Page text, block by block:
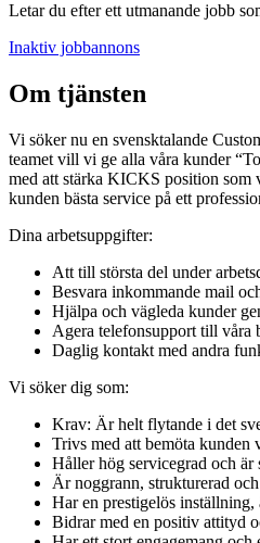
Letar du efter ett utmanande jobb
Inaktiv jobbannons
Om tjänsten
Vi söker nu en svensktalande
teamet vill vi ge alla våra kunder
med att stärka KICKS position som
kunden bästa service på ett
Dina arbetsuppgifter:
Att till största del under
Besvara inkommande mail
Hjälpa och vägleda kunder
Agera telefonsupport till våra
Daglig kontakt med andra
Vi söker dig som:
Krav: Är helt flytande i det
Trivs med att bemöta kunden
Håller hög servicegrad och är
Är noggrann, strukturerad
Har en prestigelös
Bidrar med en positiv attityd